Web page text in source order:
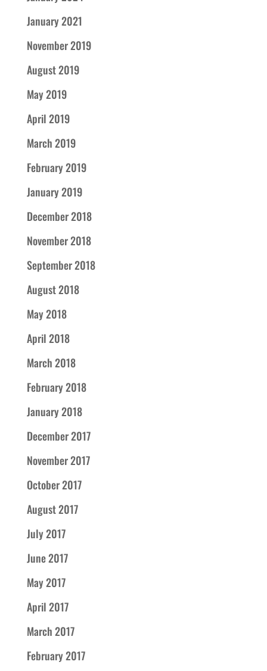
January 2021
November 2019
August 2019
May 2019
April 2019
March 2019
February 2019
January 2019
December 2018
November 2018
September 2018
August 2018
May 2018
April 2018
March 2018
February 2018
January 2018
December 2017
November 2017
October 2017
August 2017
July 2017
June 2017
May 2017
April 2017
March 2017
February 2017